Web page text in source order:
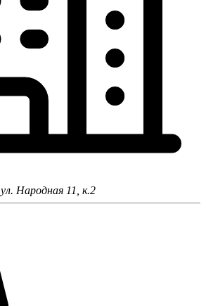
ул. Народная 11, к.2